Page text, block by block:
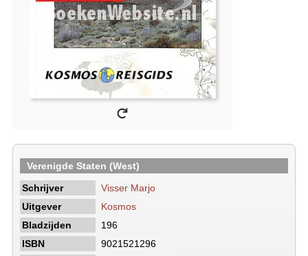
Verenigde Staten (West)
Schrijver
Visser Marjo
Uitgever
Kosmos
Bladzijden
196
ISBN
9021521296